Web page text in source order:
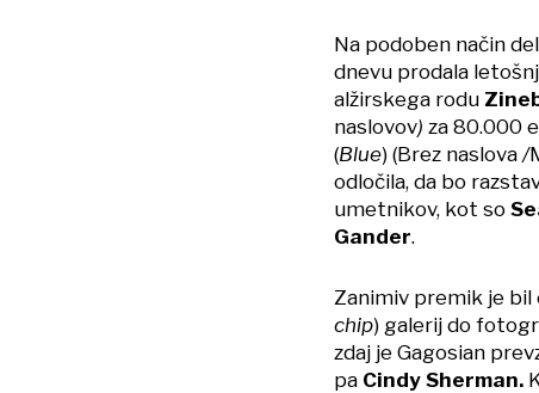
Na podoben način
dnevu prodala
alžirskega rodu
naslovov) za 80.000
(Blue)​ (Brez naslova /
odločila, da bo
umetnikov, kot so
Gander.
Zanimiv premik je bil
chip) galerij do
zdaj je Gagosian
pa Cindy Sherman.